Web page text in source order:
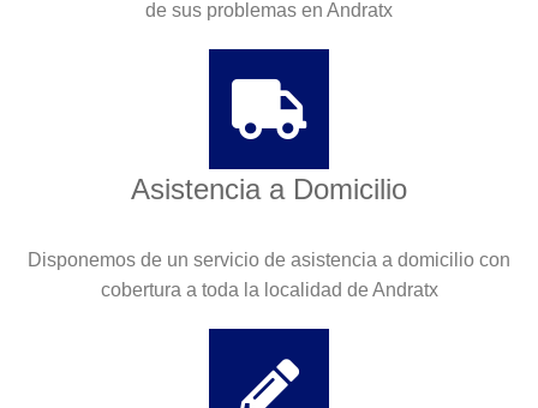
de sus problemas en Andratx
Asistencia a Domicilio
Disponemos de un servicio de asistencia a domicilio con
cobertura a toda la localidad de Andratx